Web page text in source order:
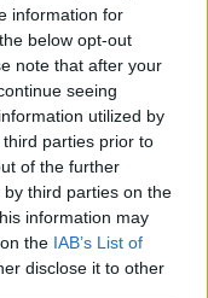
information for
below opt-out
note that after your
seeing
utilized by
parties prior to
of the further
third parties on the
information may
the IAB’s List of
disclose it to other
Adóhatósági